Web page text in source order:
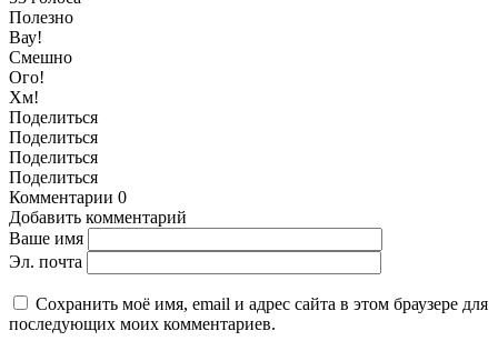
Полезно
Вау!
Смешно
Ого!
Хм!
Поделиться
Поделиться
Поделиться
Поделиться
Комментарии 0
Добавить комментарий
Ваше имя
Эл. почта
Сохранить моё имя, email и адрес сайта в этом браузере для
последующих моих комментариев.